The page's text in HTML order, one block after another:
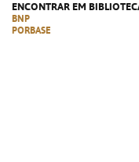
ENCONTRAR EM
BNP
PORBASE